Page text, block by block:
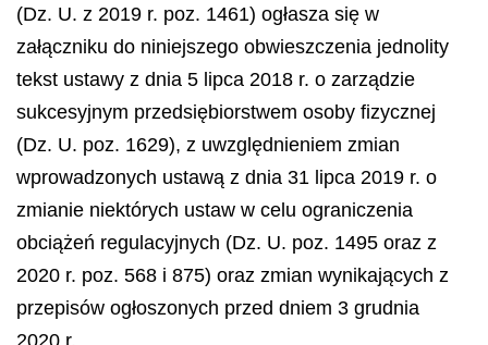
(Dz. U. z 2019 r. poz. 1461) ogłasza się w
załączniku do niniejszego obwieszczenia jednolity
tekst ustawy z dnia 5 lipca 2018 r. o zarządzie
sukcesyjnym przedsiębiorstwem osoby fizycznej
(Dz. U. poz. 1629), z uwzględnieniem zmian
wprowadzonych ustawą z dnia 31 lipca 2019 r. o
zmianie niektórych ustaw w celu ograniczenia
obciążeń regulacyjnych (Dz. U. poz. 1495 oraz z
2020 r. poz. 568 i 875) oraz zmian wynikających z
przepisów ogłoszonych przed dniem 3 grudnia
2020 r.